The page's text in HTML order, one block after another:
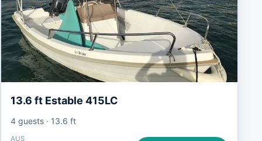
13.6 ft Estable 415LC
4 guests· 13.6 ft
AUS